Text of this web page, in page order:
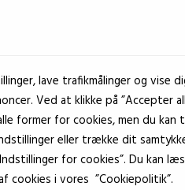
information
lave trafikmålinger og vise
Ved at klikke på ”Accepter
former for cookies, men du kan
eller trække dit
for cookies”. Du kan
cookies i vores ”Cookiepolitik”.